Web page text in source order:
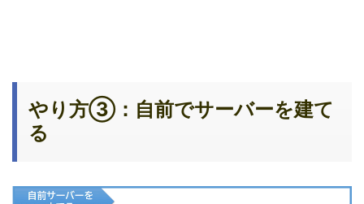
やり方③：自前でサーバーを建て
る